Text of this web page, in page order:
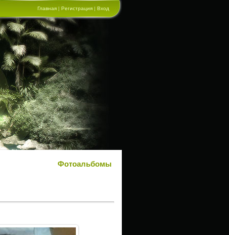
Главная | Регистрация | Вход
Фотоальбомы